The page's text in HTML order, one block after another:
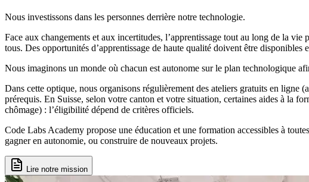
Nous investissons dans les personnes derrière notre technologie.
Face aux changements et aux incertitudes, l’apprentissage tout au long de la
tous. Des opportunités d’apprentissage de haute qualité doivent être disponibles
Nous imaginons un monde où chacun est autonome sur le plan technologique
Dans cette optique, nous organisons régulièrement des ateliers gratuits en ligne
prérequis. En Suisse, selon votre canton et votre situation, certaines aides à la
chômage) : l’éligibilité dépend de critères officiels.
Code Labs Academy propose une éducation et une formation accessibles à
gagner en autonomie, ou construire de nouveaux projets.
Lire notre mission